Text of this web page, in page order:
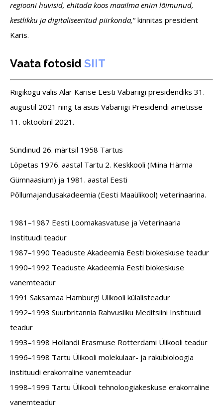
regiooni huvisid, ehitada koos maailma enim lõimunud,
kestlikku ja digitaliseeritud piirkonda,“ kinnitas president
Karis.
Vaata fotosid SIIT
Riigikogu valis Alar Karise Eesti Vabariigi presidendiks 31.
augustil 2021 ning ta asus Vabariigi Presidendi ametisse
11. oktoobril 2021.
Sündinud 26. märtsil 1958 Tartus
Lõpetas 1976. aastal Tartu 2. Keskkooli (Miina Härma
Gümnaasium) ja 1981. aastal Eesti
Põllumajandusakadeemia (Eesti Maaülikool) veterinaarina.
1981–1987 Eesti Loomakasvatuse ja Veterinaaria
Instituudi teadur
1987–1990 Teaduste Akadeemia Eesti biokeskuse teadur
1990–1992 Teaduste Akadeemia Eesti biokeskuse
vanemteadur
1991 Saksamaa Hamburgi Ülikooli külalisteadur
1992–1993 Suurbritannia Rahvusliku Meditsiini Instituudi
teadur
1993–1998 Hollandi Erasmuse Rotterdami Ülikooli teadur
1996–1998 Tartu Ülikooli molekulaar- ja rakubioloogia
instituudi erakorraline vanemteadur
1998–1999 Tartu Ülikooli tehnoloogiakeskuse erakorraline
vanemteadur